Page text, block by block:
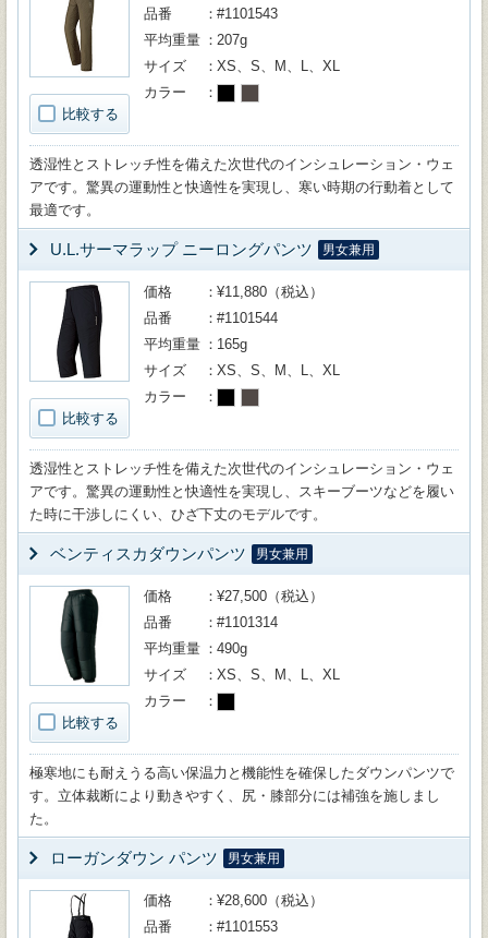
比較する
品番
#1101543
平均重量
207g
サイズ
XS、S、M、L、XL
カラー
透湿性とストレッチ性を備えた次世代のインシュレーション・ウェ
アです。驚異の運動性と快適性を実現し、寒い時期の行動着として
最適です。
U.L.サーマラップ ニーロングパンツ 男女兼用
比較する
価格
¥11,880（税込）
品番
#1101544
平均重量
165g
サイズ
XS、S、M、L、XL
カラー
透湿性とストレッチ性を備えた次世代のインシュレーション・ウェ
アです。驚異の運動性と快適性を実現し、スキーブーツなどを履い
た時に干渉しにくい、ひざ下丈のモデルです。
ベンティスカダウンパンツ 男女兼用
比較する
価格
¥27,500（税込）
品番
#1101314
平均重量
490g
サイズ
XS、S、M、L、XL
カラー
極寒地にも耐えうる高い保温力と機能性を確保したダウンパンツで
す。立体裁断により動きやすく、尻・膝部分には補強を施しまし
た。
ローガンダウン パンツ 男女兼用
価格
¥28,600（税込）
品番
#1101553